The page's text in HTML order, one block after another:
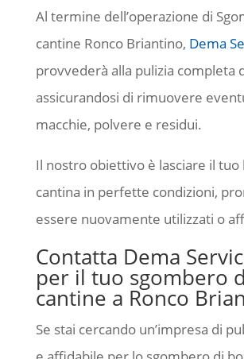
Al termine dell’operazione di
cantine Ronco Briantino, Dema
provvederà alla pulizia completa
assicurandosi di rimuovere
macchie, polvere e residui.
Il nostro obiettivo è lasciare il tuo
cantina in perfette condizioni,
essere nuovamente utilizzati o
Contatta Dema
per il tuo sgombero
cantine a Ronco
Se stai cercando un’impresa di